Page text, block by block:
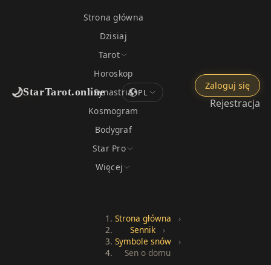
🌙StarTarot.online
Strona główna
Dzisiaj
Tarot
Horoskop
Synastria
Kosmogram
Bodygraf
Star Pro
Więcej
PL
Zaloguj się
Rejestracja
Strona główna
›
Sennik
›
Symbole snów
›
Sen o domu